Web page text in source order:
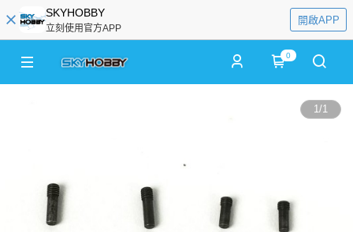
SKYHOBBY
立刻使用官方APP
開啟APP
0
1/1